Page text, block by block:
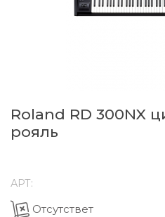
Roland RD 300NX
рояль
АРТ:
Отсутствет